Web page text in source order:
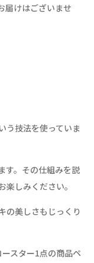
届けはございませ
う技法を使っていま
す。その仕組みを説
しみください。
の美しさもじっくり
スター1点の商品ペ